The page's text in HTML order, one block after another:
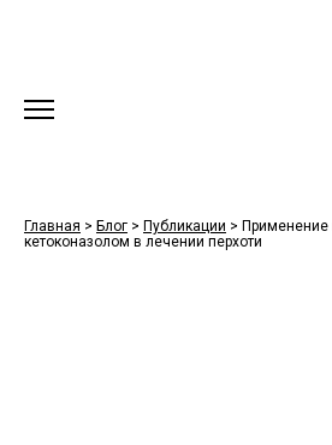
Главная > Блог > Публикации >
кетоконазолом в лечении перхоти